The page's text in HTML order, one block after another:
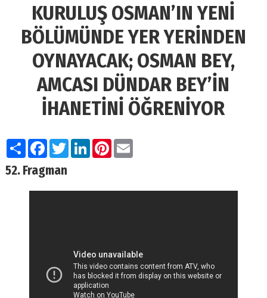
KURULUŞ OSMAN’IN YENİ
BÖLÜMÜNDE YER YERİNDEN
OYNAYACAK; OSMAN BEY,
AMCASI DÜNDAR BEY’İN
İHANETİNİ ÖĞRENİYOR
PaylaşFacebook
TwitterLinkedIn
Pinterest
Email
52. Fragman